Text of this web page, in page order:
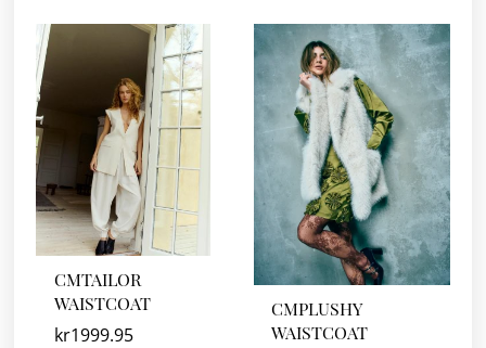
CMTAILOR
WAISTCOAT
kr1999.95
CMPLUSHY
WAISTCOAT